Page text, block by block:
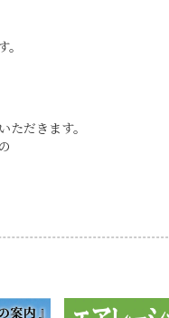
だきます。